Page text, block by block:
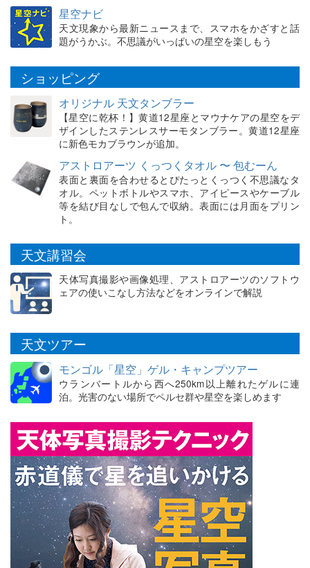
星空ナビ
天文現象から最新ニュースまで、スマホをかざすと話
題がうかぶ。不思議がいっぱいの星空を楽しもう
ショッピング
オリジナル 天文タンブラー
【星空に乾杯！】黄道12星座とマウナケアの星空をデ
ザインしたステンレスサーモタンブラー。黄道12星座
に新色モカブラウンが追加。
アストロアーツ くっつくタオル 〜 包むーん
表面と裏面を合わせるとぴたっとくっつく不思議なタ
オル。ペットボトルやスマホ、アイピースやケーブル
等を結び目なしで包んで収納。表面には月面をプリン
ト。
天文講習会
天体写真撮影や画像処理、アストロアーツのソフトウ
ェアの使いこなし方法などをオンラインで解説
天文ツアー
モンゴル「星空」ゲル・キャンプツアー
ウランバートルから西へ250km以上離れたゲルに連
泊。光害のない場所でペルセ群や星空を楽しめます